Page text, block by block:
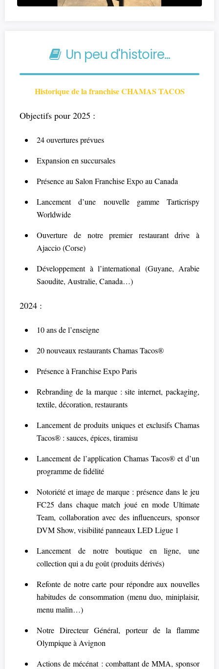
Un peu d'histoire...
Historique de la franchise CHAMAS TACOS
Objectifs pour 2025 :
24 ouvertures prévues
Expansion en succursales
Présence au Salon Franchise Expo au Canada
Lancement d’une nouvelle gamme Tarticrispy
Worldwide
Ouverture de notre premier restaurant drive à
Ajaccio (Corse)
Développement à l’international (Guyane, Arabie
Saoudite, Australie, Canada…)
2024 :
10 ans de l’enseigne
20 nouveaux restaurants Chamas Tacos®
Présence à Franchise Expo Paris
Rebranding de la marque : site internet, packaging,
textile, décoration, restaurants
Lancement de produits uniques et exclusifs Chamas
Tacos® : sauces, épices, tiramisu
Lancement de l’application Chamas Tacos® et d’un
programme de fidélité
Notoriété et image de marque : présence dans le jeu
FC25 dans chaque match joué en mode Ultimate
Team, collaboration avec des influenceurs, sponsor
DVM Show, visibilité panneaux LED Ligue 1
Lancement de notre boutique en ligne, une
collection qui a du goût (produits dérivés)
Refonte de notre carte pour répondre aux nouvelles
habitudes de consommation (menu duo, miniplaisir,
menu malin…)
Notre Directeur Général, porteur de la flamme
Olympique à Avignon
Actions de mécénat : combattant de MMA, sponsor